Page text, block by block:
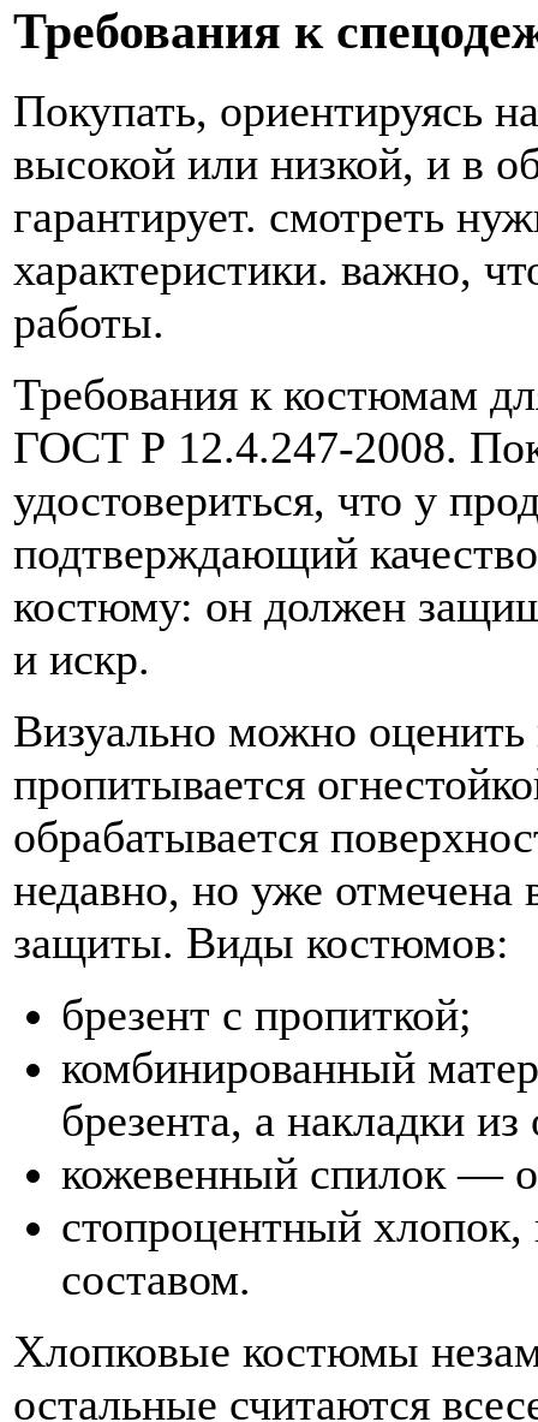
Требования к
Покупать, ориентируясь
высокой или низкой, и в
гарантирует. смотреть
характеристики. важно,
работы.
Требования к костюмам
ГОСТ Р 12.4.247-2008.
удостовериться, что у
подтверждающий
костюму: он должен
и искр.
Визуально можно оценить
пропитывается
обрабатывается
недавно, но уже отмечена
защиты. Виды костюмов:
брезент с пропиткой;
комбинированный
брезента, а накладки
кожевенный спилок —
стопроцентный
составом.
Хлопковые костюмы
остальные считаются